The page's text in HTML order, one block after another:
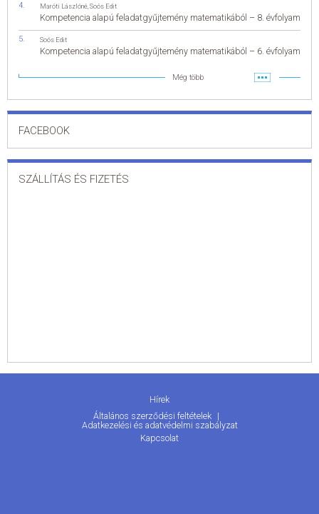
Maróti Lászlóné Soós Edit
Kompetencia alapú feladatgyűjtemény matematikából – 8. évfolyam
Soós Edit
Kompetencia alapú feladatgyűjtemény matematikából – 6. évfolyam
Még több
FACEBOOK
SZÁLLÍTÁS ÉS FIZETÉS
Hírek
Általános szerződési feltételek
Adatkezelési és adatvédelmi szabályzat
Kapcsolat